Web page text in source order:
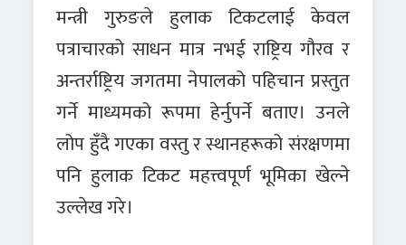
मन्त्री गुरुङले हुलाक टिकटलाई केवल
पत्राचारको साधन मात्र नभई राष्ट्रिय गौरव र
अन्तर्राष्ट्रिय जगतमा नेपालको पहिचान प्रस्तुत
गर्ने माध्यमको रूपमा हेर्नुपर्ने बताए। उनले
लोप हुँदै गएका वस्तु र स्थानहरूको संरक्षणमा
पनि हुलाक टिकट महत्त्वपूर्ण भूमिका खेल्ने
उल्लेख गरे।